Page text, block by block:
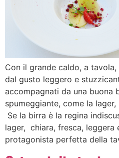
Con il grande caldo, a
dal gusto leggero e
accompagnati da una buona
spumeggiante, come la
Se la birra è la regina
lager, chiara, fresca, leggera
protagonista perfetta della